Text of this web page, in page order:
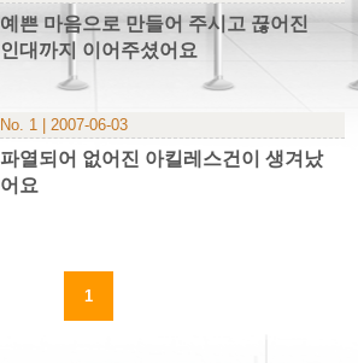
예쁜 마음으로 만들어 주시고 끊어진
인대까지 이어주셨어요
No. 1 | 2007-06-03
파열되어 없어진 아킬레스건이 생겨났
어요
1